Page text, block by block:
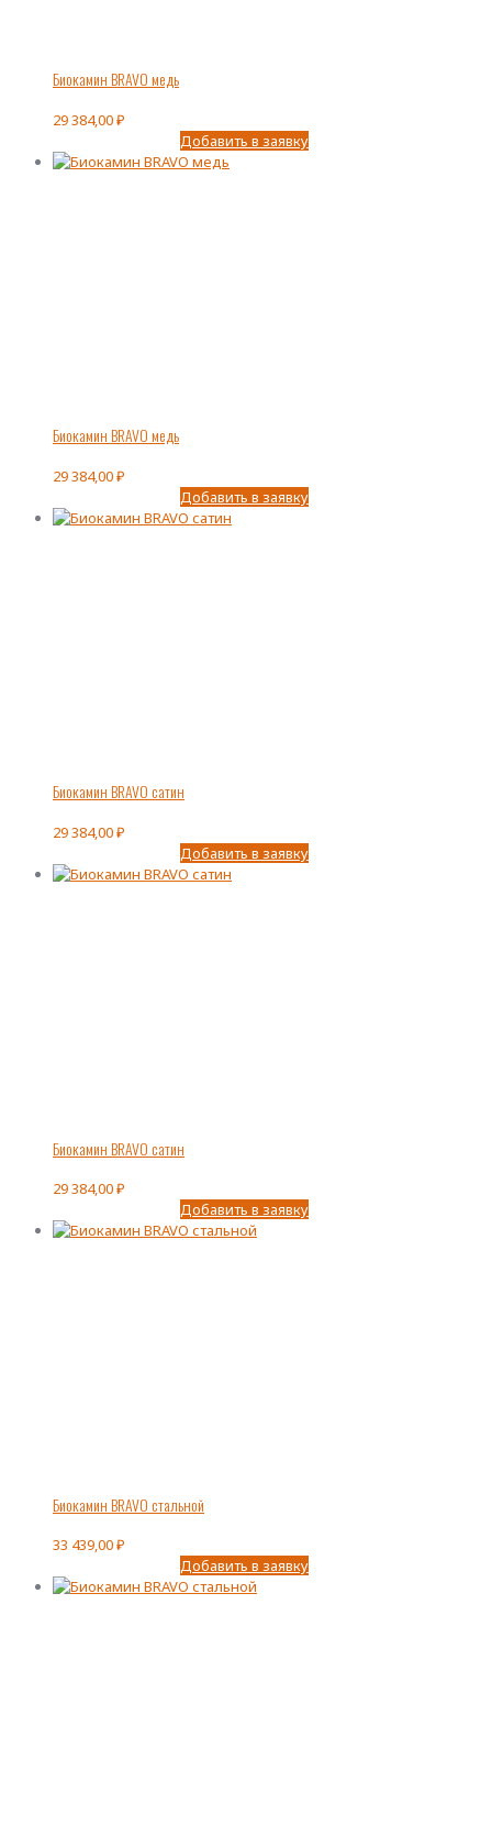
Биокамин BRAVO медь
29 384,00₽
Добавить в заявку
Биокамин BRAVO медь
29 384,00₽
Добавить в заявку
Биокамин BRAVO сатин
29 384,00₽
Добавить в заявку
Биокамин BRAVO сатин
29 384,00₽
Добавить в заявку
Биокамин BRAVO стальной
33 439,00₽
Добавить в заявку